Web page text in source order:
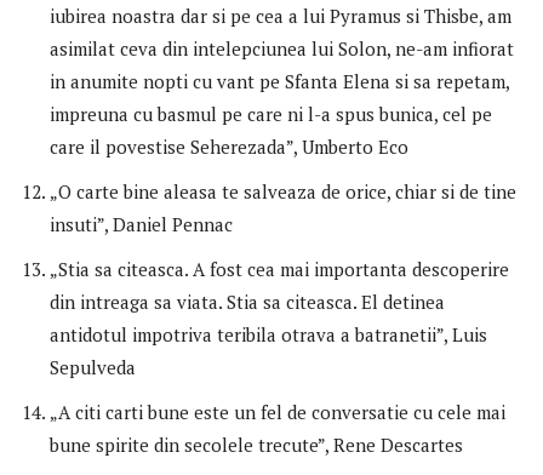
iubirea noastra dar si pe cea a lui Pyramus si Thisbe, am
asimilat ceva din intelepciunea lui Solon, ne-am infiorat
in anumite nopti cu vant pe Sfanta Elena si sa repetam,
impreuna cu basmul pe care ni l-a spus bunica, cel pe
care il povestise Seherezada”, Umberto Eco
„O carte bine aleasa te salveaza de orice, chiar si de tine
insuti”, Daniel Pennac
„Stia sa citeasca. A fost cea mai importanta descoperire
din intreaga sa viata. Stia sa citeasca. El detinea
antidotul impotriva teribila otrava a batranetii”, Luis
Sepulveda
„A citi carti bune este un fel de conversatie cu cele mai
bune spirite din secolele trecute”, Rene Descartes